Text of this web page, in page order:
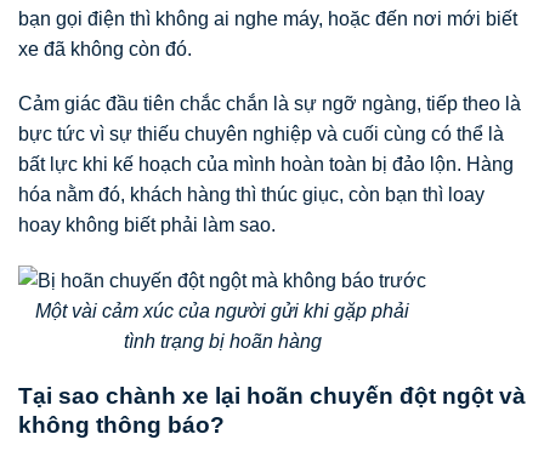
bạn gọi điện thì không ai nghe máy, hoặc đến nơi mới biết
xe đã không còn đó.
Cảm giác đầu tiên chắc chắn là sự ngỡ ngàng, tiếp theo là
bực tức vì sự thiếu chuyên nghiệp và cuối cùng có thể là
bất lực khi kế hoạch của mình hoàn toàn bị đảo lộn. Hàng
hóa nằm đó, khách hàng thì thúc giục, còn bạn thì loay
hoay không biết phải làm sao.
Một vài cảm xúc của người gửi khi gặp phải
tình trạng bị hoãn hàng
Tại sao chành xe lại hoãn chuyến đột ngột và
không thông báo?